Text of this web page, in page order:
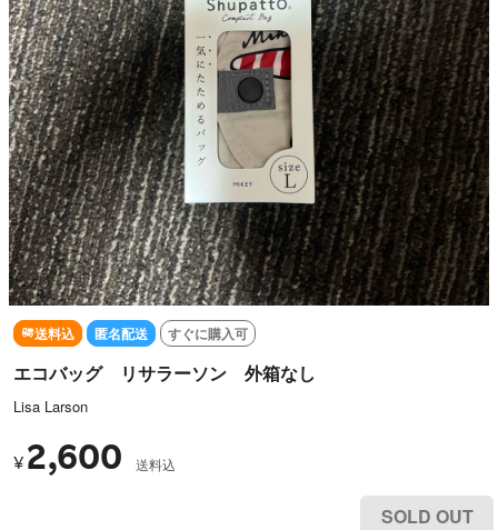
送料込 匿名配送 すぐに購入可
エコバッグ リサラーソン 外箱なし
Lisa Larson
¥ 2,600 送料込
SOLD OUT